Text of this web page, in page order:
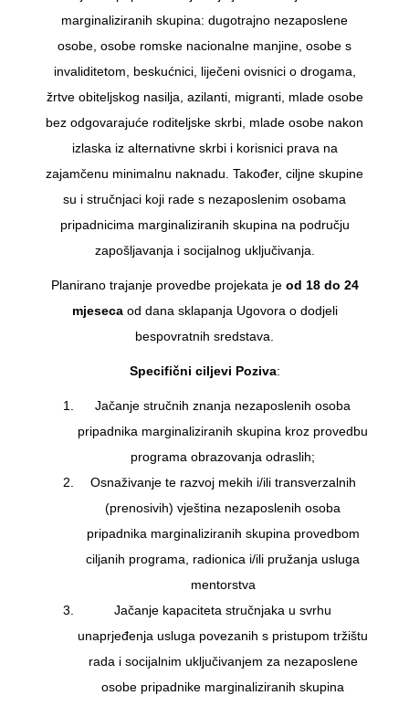
marginaliziranih skupina: dugotrajno nezaposlene
osobe, osobe romske nacionalne manjine, osobe s
invaliditetom, beskućnici, liječeni ovisnici o drogama,
žrtve obiteljskog nasilja, azilanti, migranti, mlade osobe
bez odgovarajuće roditeljske skrbi, mlade osobe nakon
izlaska iz alternativne skrbi i korisnici prava na
zajamčenu minimalnu naknadu. Također, ciljne skupine
su i stručnjaci koji rade s nezaposlenim osobama
pripadnicima marginaliziranih skupina na području
zapošljavanja i socijalnog uključivanja.
Planirano trajanje provedbe projekata je od 18 do 24
mjesecaod dana sklapanja Ugovora o dodjeli
bespovratnih sredstava.
Specifični ciljevi Poziva:
Jačanje stručnih znanja nezaposlenih osoba
pripadnika marginaliziranih skupina kroz provedbu
programa obrazovanja odraslih;
Osnaživanje te razvoj mekih i/ili transverzalnih
(prenosivih) vještina nezaposlenih osoba
pripadnika marginaliziranih skupina provedbom
ciljanih programa, radionica i/ili pružanja usluga
mentorstva
Jačanje kapaciteta stručnjaka u svrhu
unaprjeđenja usluga povezanih s pristupom tržištu
rada i socijalnim uključivanjem za nezaposlene
osobe pripadnike marginaliziranih skupina